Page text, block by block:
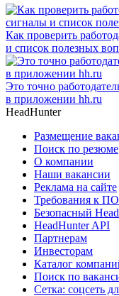
Как проверить
и список полезных
Это точно
в приложении hh.ru
HeadHunter
Размещение
Поиск по резюме
О компании
Наши вакансии
Реклама на сайте
Требования к ПО
Безопасный
HeadHunter API
Партнерам
Инвесторам
Каталог
Поиск по
Сетка: соцсеть